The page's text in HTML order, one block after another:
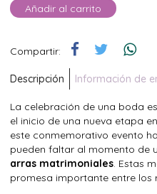
Añadir al carrito
Compartir:
Descripción Información de
La celebración de una boda
el inicio de una nueva etapa
este conmemorativo evento
pueden faltar al momento de
arras matrimoniales. Estas
promesa importante entre los